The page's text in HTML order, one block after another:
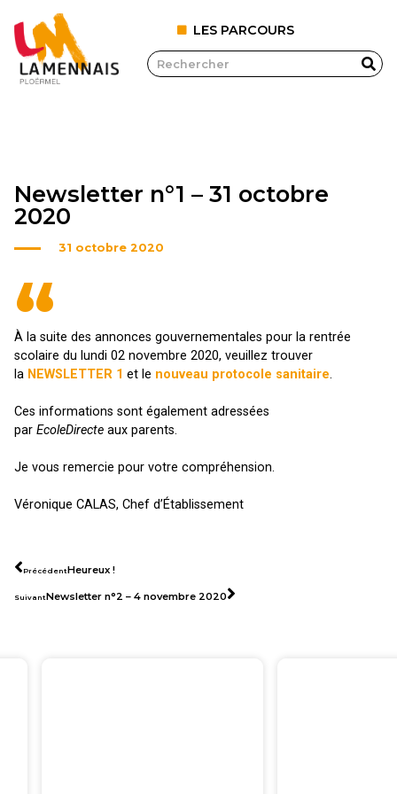
LES PARCOURS
Newsletter n°1 – 31 octobre
2020
31 octobre 2020
“
À la suite des annonces gouvernementales pour la rentrée
scolaire du lundi 02 novembre 2020, veuillez trouver
la NEWSLETTER 1 et le nouveau protocole sanitaire.
Ces informations sont également adressées
par EcoleDirecte aux parents.
Je vous remercie pour votre compréhension.
Véronique CALAS, Chef d’Établissement
PrécédentHeureux !
SuivantNewsletter n°2 – 4 novembre 2020